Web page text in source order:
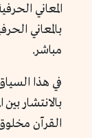
المعاني
بالمعاني
مباشر.
في هذا
بالانتشار بين
القرآن